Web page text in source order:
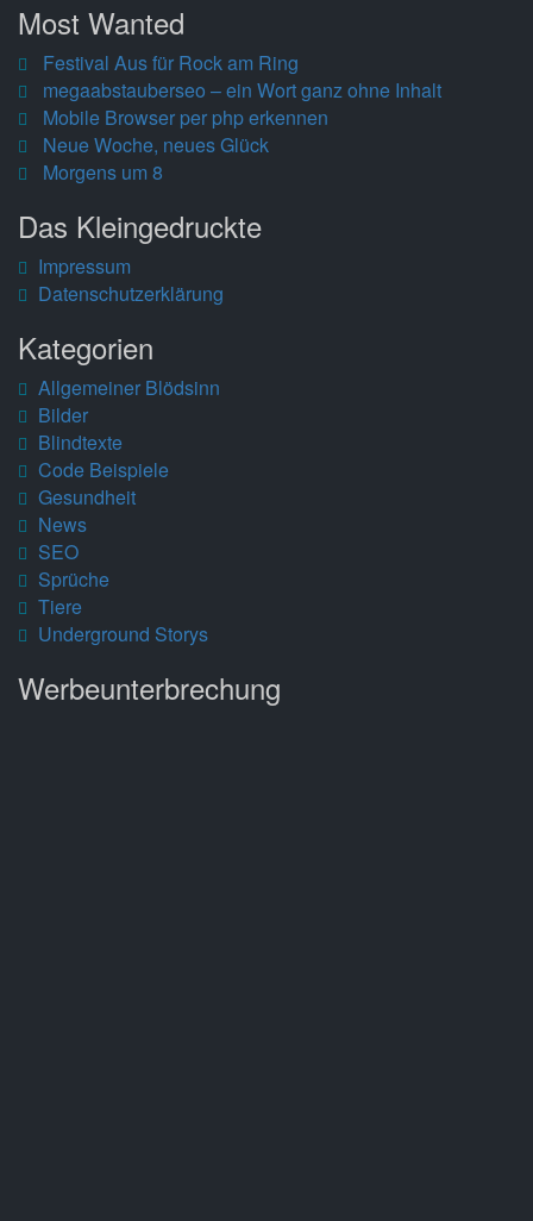
Most Wanted
Festival Aus für Rock am Ring
megaabstauberseo – ein Wort ganz ohne Inhalt
Mobile Browser per php erkennen
Neue Woche, neues Glück
Morgens um 8
Das Kleingedruckte
Impressum
Datenschutzerklärung
Kategorien
Allgemeiner Blödsinn
Bilder
Blindtexte
Code Beispiele
Gesundheit
News
SEO
Sprüche
Tiere
Underground Storys
Werbeunterbrechung